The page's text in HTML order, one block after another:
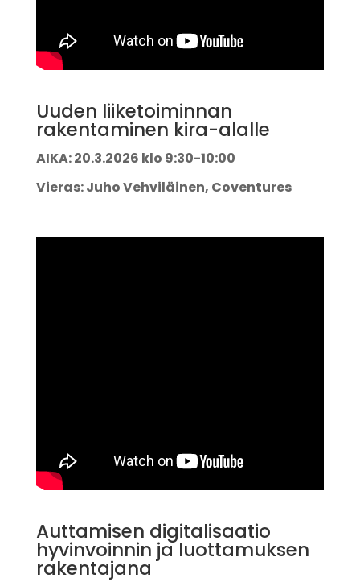
Uuden liiketoiminnan
rakentaminen kira-alalle
AIKA: 20.3.2026 klo 9:30-10:00
Vieras: Juho Vehviläinen, Coventures
Auttamisen digitalisaatio
hyvinvoinnin ja luottamuksen
rakentajana